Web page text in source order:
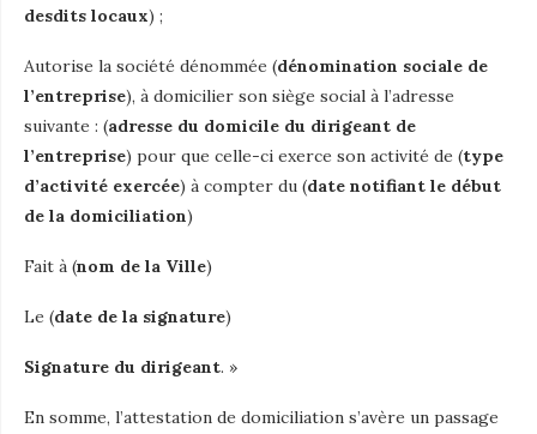
desdits locaux) ;
Autorise la société dénommée (dénomination sociale de
l’entreprise), à domicilier son siège social à l’adresse
suivante : (adresse du domicile du dirigeant de
l’entreprise) pour que celle-ci exerce son activité de (type
d’activité exercée) à compter du (date notifiant le début
de la domiciliation)
Fait à (nom de la Ville)
Le (date de la signature)
Signature du dirigeant. »
En somme, l’attestation de domiciliation s’avère un passage